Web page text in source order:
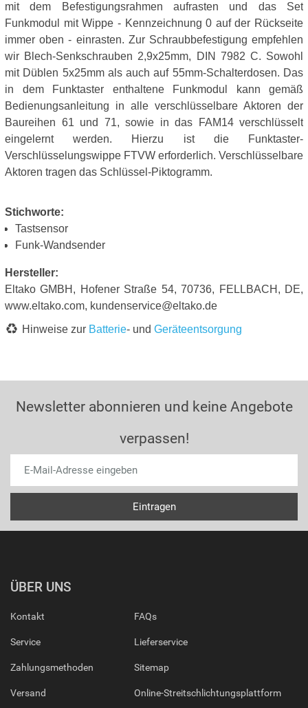
mit dem Befestigungsrahmen aufrasten und das Set
Funkmodul mit Wippe - Kennzeichnung 0 auf der Rückseite
immer oben - einrasten. Zur Schraubbefestigung empfehlen
wir Blech-Senkschrauben 2,9x25mm, DIN 7982 C. Sowohl
mit Düblen 5x25mm als auch auf 55mm-Schalterdosen. Das
in dem Funktaster enthaltene Funkmodul kann gemäß
Bedienungsanleitung in alle verschlüsselbare Aktoren der
Baureihen 61 und 71, sowie in das FAM14 verschlüsselt
eingelernt werden. Hierzu ist die Funktaster-
Verschlüsselungswippe FTVW erforderlich. Verschlüsselbare
Aktoren tragen das Schlüssel-Piktogramm.
Stichworte:
Tastsensor
Funk-Wandsender
Hersteller:
Eltako GMBH, Hofener Straße 54, 70736, FELLBACH, DE,
www.eltako.com, kundenservice@eltako.de
Hinweise zur Batterie- und Geräteentsorgung
Newsletter abonnieren und keine Angebote
verpassen!
ÜBER UNS
Kontakt
Service
Zahlungsmethoden
Versand
FAQs
Lieferservice
Sitemap
Online-Streitschlichtungsplattform